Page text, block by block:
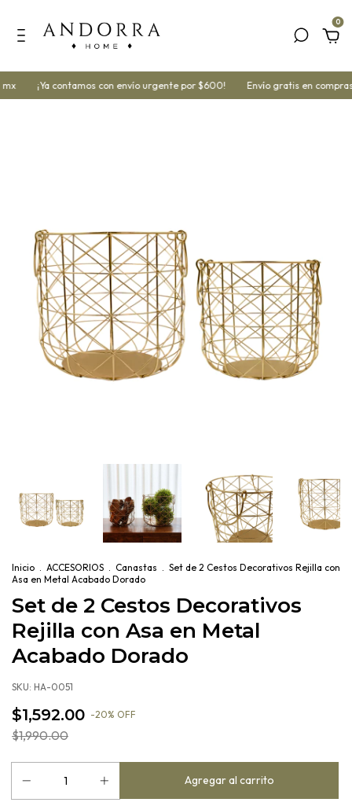
0
¡Ya contamos con envío urgente por $600! Envío gratis en
Inicio . ACCESORIOS . Canastas . Set de 2 Cestos Decorativos Rejilla con
Asa en Metal Acabado Dorado
Set de 2 Cestos Decorativos
Rejilla con Asa en Metal
Acabado Dorado
SKU: HA-0051
$1,592.00 -20% OFF
$1,990.00